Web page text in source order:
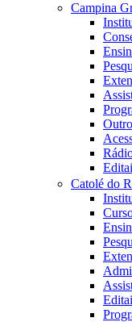
Campina
Catolé do